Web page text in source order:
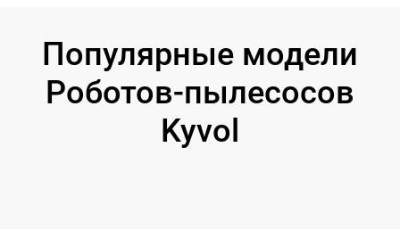
Популярные модели
Роботов-пылесосов
Kyvol